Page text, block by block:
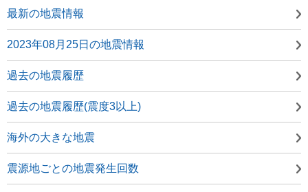
最新の地震情報
2023年08月25日の地震情報
過去の地震履歴
過去の地震履歴(震度3以上)
海外の大きな地震
震源地ごとの地震発生回数